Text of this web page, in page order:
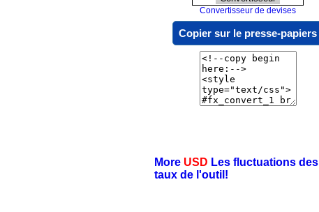
Convertisseur de devises
Copier sur le presse-papiers
More USD Les fluctuations des
taux de l'outil!